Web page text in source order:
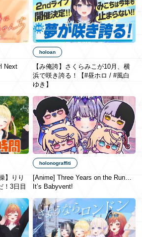
Next
holoan
【み俺誇】さくらみこが10月、横
浜で咲き誇る！【#昼ホロ / #風白
ゆき】
】りり
！3日目
holonograffiti
[Anime] Three Years on the Run…
It’s Babyvent!